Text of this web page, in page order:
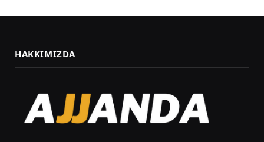
HAKKIMIZDA